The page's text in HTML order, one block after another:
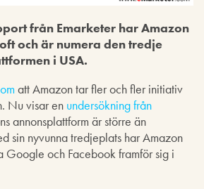
från Emarketer har Amazon
och är numera den tredje
i USA.
att Amazon tar fler och fler initiativ
Nu visar en undersökning från
annonsplattform är större än
sin nyvunna tredjeplats har Amazon
Google och Facebook framför sig i